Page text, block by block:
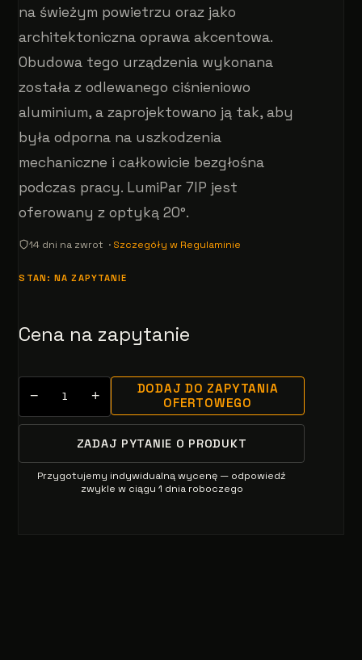
na świeżym powietrzu oraz jako
architektoniczna oprawa akcentowa.
Obudowa tego urządzenia wykonana
została z odlewanego ciśnieniowo
aluminium, a zaprojektowano ją tak, aby
była odporna na uszkodzenia
mechaniczne i całkowicie bezgłośna
podczas pracy. LumiPar 7IP jest
oferowany z optyką 20°.
14 dni na zwrot · Szczegóły w Regulaminie
STAN: NA ZAPYTANIE
Cena na zapytanie
− +
DODAJ DO ZAPYTANIA
OFERTOWEGO
ZADAJ PYTANIE O PRODUKT
Przygotujemy indywidualną wycenę — odpowiedź
zwykle w ciągu 1 dnia roboczego